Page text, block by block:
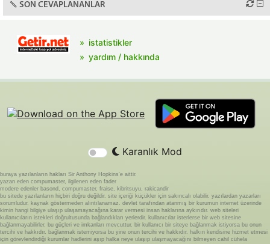
SON CEVAPLANANLAR
istatistikler
yardım / hakkında
Karanlık Mod
buraya yazılanların hakları Sir Anthony Hopkins'e aittir.
yazan eden compumaster, ilgilenen eden fader
modere edenler basond, compumaster, fraise, kibritsuyu, rakicandir
bu sitede yazılanların hiçbiri doğru değildir. site içeriği küçükler için sakıncalı olabilir. yazılardan yazarları
sorumludur. kaynak göstermeden alıntılanamaz. devlet tarafından atanmış bir kurumun internet üzerinde
kimin hangi bilgiye ulaşıp ulaşamayacağına karar vermesi insan haklarına aykırıdır. web siteleri
kullanıcıların istekleri doğrultusunda bağlandıkları yerlerdir. kullanıcılar isterlerse bir web sitesine
bağlanmayabilirler. bu güçleri ve imkanları mevcuttur. bir kullanıcı bir siteye bağlanmak istiyorsa bu onun
tercihi ve hakkıdır. bağlanmak istemiyorsa bu yine onun tercihi ve hakkıdır. halkın kendisine hizmet etmesi
için görevlendirdiği kurumlar hadlerini aşıp halka neye ulaşıp ulaşmayacağını bilmeyen cahil cühela